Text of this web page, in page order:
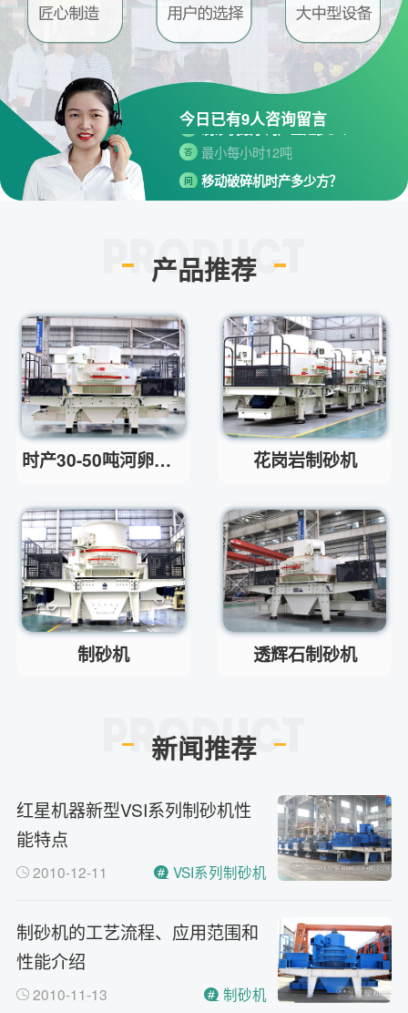
今日已有9人咨询留言
问 请问厂家地址在哪？
答
河南省郑州市高新技术开发区梧
桐街与红松路交叉口中国高端矿
机生产出口基地园区
问 制砂机最小的产量是多少？
答 最小每小时12吨
答 每小时30-300方的型号都有。
问 小型的制砂机类型有哪些？
砂机，HX制砂机等
问 请问厂家地址在哪？
答
河南省郑州市高新技术开发区梧
桐街与红松路交叉口中国高端矿
机生产出口基地园区
制砂机最小的产量是多少？
最小每小时12吨
答 每小时30-300方的型号都有。
问 红星制砂机在环保上达标吗？
答 环保测验均达到标准
问 小型的制砂机类型有哪些？
答
主要有细碎机，复合破，对辊制
砂机，HX制砂机等
产品推荐
时产30-50吨河卵石制砂机 花岗岩制砂机
制砂机 透辉石制砂机
新闻推荐
红星机器新型VSI系列制砂机性
能特点
2010-12-11 VSI系列制砂机
制砂机的工艺流程、应用范围和
性能介绍
2010-11-13 制砂机